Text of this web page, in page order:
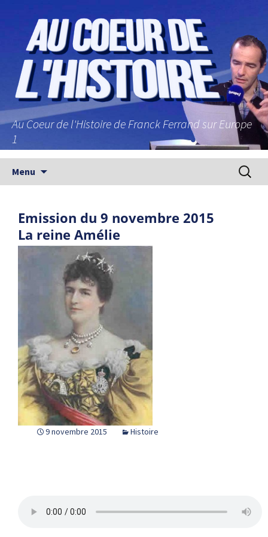
Au Coeur de l'Histoire de Franck Ferrand sur Europe
1
Menu
Emission du 9 novembre 2015
La reine Amélie
9 novembre 2015 Histoire